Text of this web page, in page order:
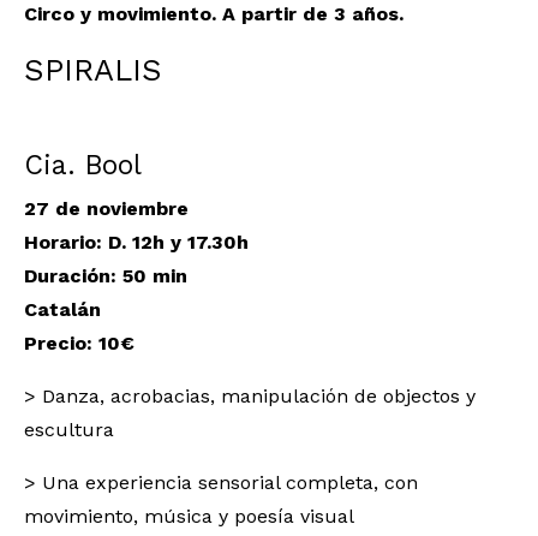
Circo y movimiento. A partir de 3 años.
SPIRALIS
Cia. Bool
27 de noviembre
Horario: D. 12h y 17.30h
Duración: 50 min
Catalán
Precio: 10€
> Danza, acrobacias, manipulación de objectos y
escultura
> Una experiencia sensorial completa, con
movimiento, música y poesía visual